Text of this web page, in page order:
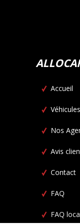
Accueil
Véhicules
Nos
Avis
Contact
FAQ
FAQ